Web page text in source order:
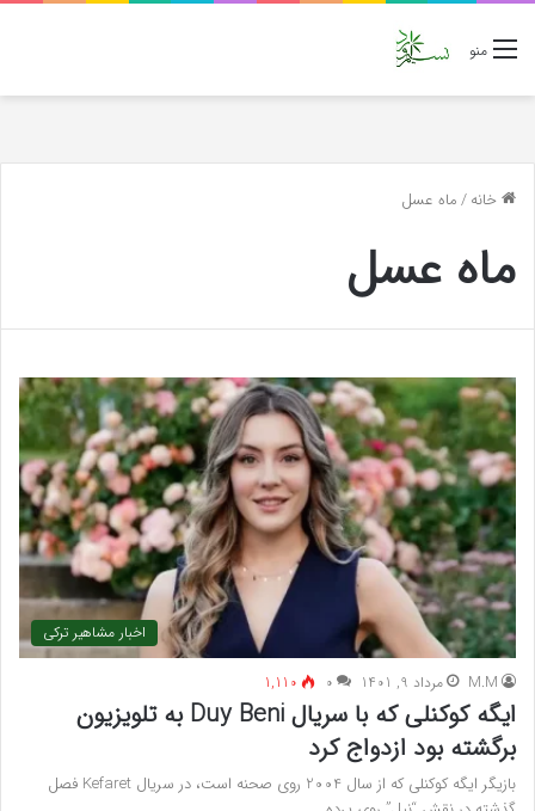
منو
خانه/ماه عسل
ماه عسل
اخبار مشاهیر ترکی
M.M مرداد 9, 1401 ۰ 1,110
ایگه کوکنلی که با سریال Duy Beni به تلویزیون
برگشته بود ازدواج کرد
بازیگر ایگه کوکنلی که از سال 2004 روی صحنه است، در سریال Kefaret فصل